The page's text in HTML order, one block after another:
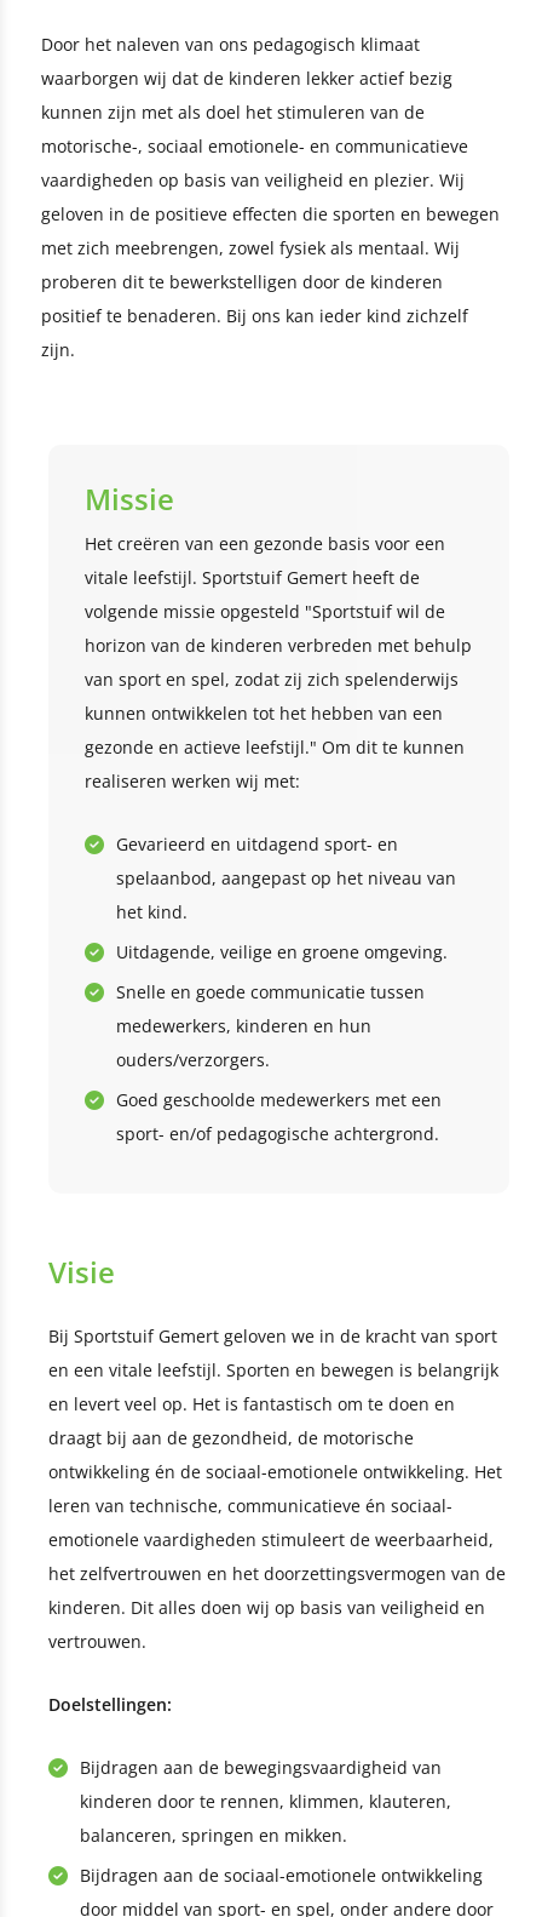
Door het naleven van ons pedagogisch klimaat
waarborgen wij dat de kinderen lekker actief bezig
kunnen zijn met als doel het stimuleren van de
motorische-, sociaal emotionele- en communicatieve
vaardigheden op basis van veiligheid en plezier. Wij
geloven in de positieve effecten die sporten en bewegen
met zich meebrengen, zowel fysiek als mentaal. Wij
proberen dit te bewerkstelligen door de kinderen
positief te benaderen. Bij ons kan ieder kind zichzelf
zijn.
Missie
Het creëren van een gezonde basis voor een
vitale leefstijl. Sportstuif Gemert heeft de
volgende missie opgesteld "Sportstuif wil de
horizon van de kinderen verbreden met behulp
van sport en spel, zodat zij zich spelenderwijs
kunnen ontwikkelen tot het hebben van een
gezonde en actieve leefstijl." Om dit te kunnen
realiseren werken wij met:
Gevarieerd en uitdagend sport- en
spelaanbod, aangepast op het niveau van
het kind.
Uitdagende, veilige en groene omgeving.
Snelle en goede communicatie tussen
medewerkers, kinderen en hun
ouders/verzorgers.
Goed geschoolde medewerkers met een
sport- en/of pedagogische achtergrond.
Visie
Bij Sportstuif Gemert geloven we in de kracht van sport
en een vitale leefstijl. Sporten en bewegen is belangrijk
en levert veel op. Het is fantastisch om te doen en
draagt bij aan de gezondheid, de motorische
ontwikkeling én de sociaal-emotionele ontwikkeling. Het
leren van technische, communicatieve én sociaal-
emotionele vaardigheden stimuleert de weerbaarheid,
het zelfvertrouwen en het doorzettingsvermogen van de
kinderen. Dit alles doen wij op basis van veiligheid en
vertrouwen.
Doelstellingen:
Bijdragen aan de bewegingsvaardigheid van
kinderen door te rennen, klimmen, klauteren,
balanceren, springen en mikken.
Bijdragen aan de sociaal-emotionele ontwikkeling
door middel van sport- en spel, onder andere door